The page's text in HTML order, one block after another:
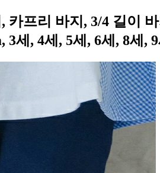
프리 바지, 3/4 길이
3세, 4세, 5세, 6세, 8세,